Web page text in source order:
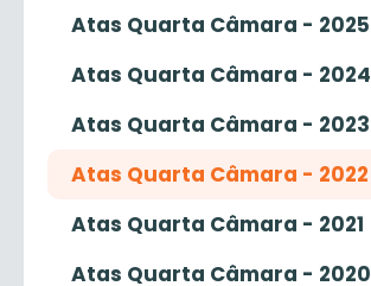
Atas Quarta Câmara - 2025
Atas Quarta Câmara - 2024
Atas Quarta Câmara - 2023
Atas Quarta Câmara - 2022
Atas Quarta Câmara - 2021
Atas Quarta Câmara - 2020